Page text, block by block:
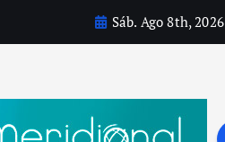
Sáb. Ago 8th, 2026